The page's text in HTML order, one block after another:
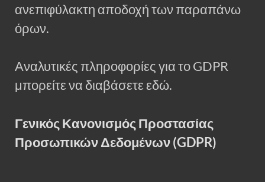
ανεπιφύλακτη αποδοχή των παραπάνω
όρων.
Αναλυτικές πληροφορίες για το GDPR
μπορείτε να διαβάσετε εδώ.
Γενικός Κανονισμός Προστασίας
Προσωπικών Δεδομένων (GDPR)